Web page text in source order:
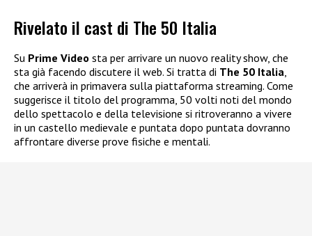
Rivelato il cast di The 50 Italia
Su Prime Video sta per arrivare un nuovo reality show, che
sta già facendo discutere il web. Si tratta di The 50 Italia,
che arriverà in primavera sulla piattaforma streaming. Come
suggerisce il titolo del programma, 50 volti noti del mondo
dello spettacolo e della televisione si ritroveranno a vivere
in un castello medievale e puntata dopo puntata dovranno
affrontare diverse prove fisiche e mentali.